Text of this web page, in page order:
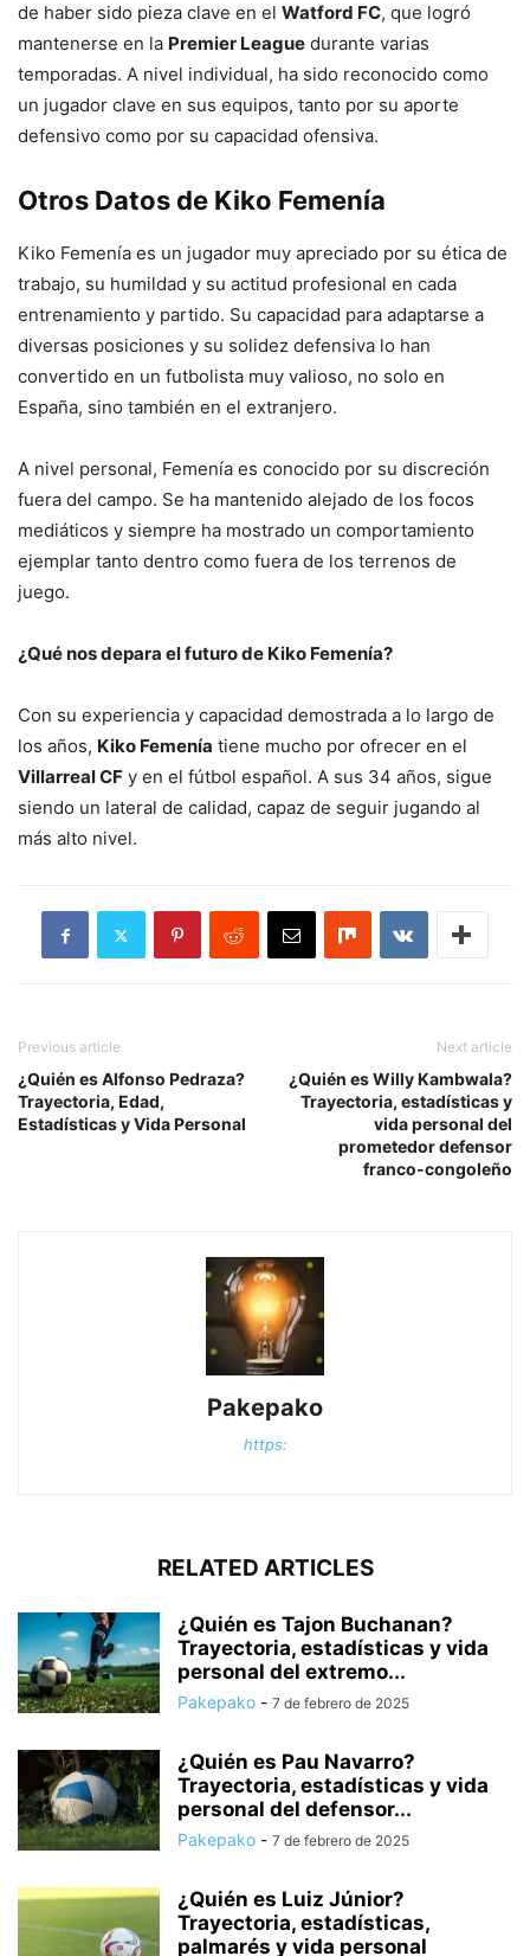
de haber sido pieza clave en el Watford FC, que logró
mantenerse en la Premier League durante varias
temporadas. A nivel individual, ha sido reconocido como
un jugador clave en sus equipos, tanto por su aporte
defensivo como por su capacidad ofensiva.
Otros Datos de Kiko Femenía
Kiko Femenía es un jugador muy apreciado por su ética de
trabajo, su humildad y su actitud profesional en cada
entrenamiento y partido. Su capacidad para adaptarse a
diversas posiciones y su solidez defensiva lo han
convertido en un futbolista muy valioso, no solo en
España, sino también en el extranjero.
A nivel personal, Femenía es conocido por su discreción
fuera del campo. Se ha mantenido alejado de los focos
mediáticos y siempre ha mostrado un comportamiento
ejemplar tanto dentro como fuera de los terrenos de
juego.
¿Qué nos depara el futuro de Kiko Femenía?
Con su experiencia y capacidad demostrada a lo largo de
los años, Kiko Femenía tiene mucho por ofrecer en el
Villarreal CF y en el fútbol español. A sus 34 años, sigue
siendo un lateral de calidad, capaz de seguir jugando al
más alto nivel.
Previous article
¿Quién es Alfonso Pedraza?
Trayectoria, Edad,
Estadísticas y Vida Personal
Next article
¿Quién es Willy Kambwala?
Trayectoria, estadísticas y
vida personal del
prometedor defensor
franco-congoleño
Pakepako
https:
RELATED ARTICLES
¿Quién es Tajon Buchanan?
Trayectoria, estadísticas y vida
personal del extremo...
Pakepako - 7 de febrero de 2025
¿Quién es Pau Navarro?
Trayectoria, estadísticas y vida
personal del defensor...
Pakepako - 7 de febrero de 2025
¿Quién es Luiz Júnior?
Trayectoria, estadísticas,
palmarés y vida personal